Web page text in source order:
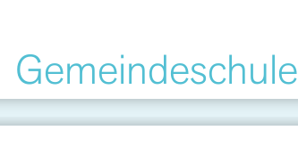
Gemeindeschule